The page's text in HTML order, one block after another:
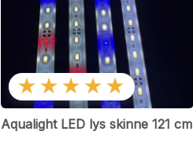
★★★★★
Aqualight LED lys skinne 121 cm